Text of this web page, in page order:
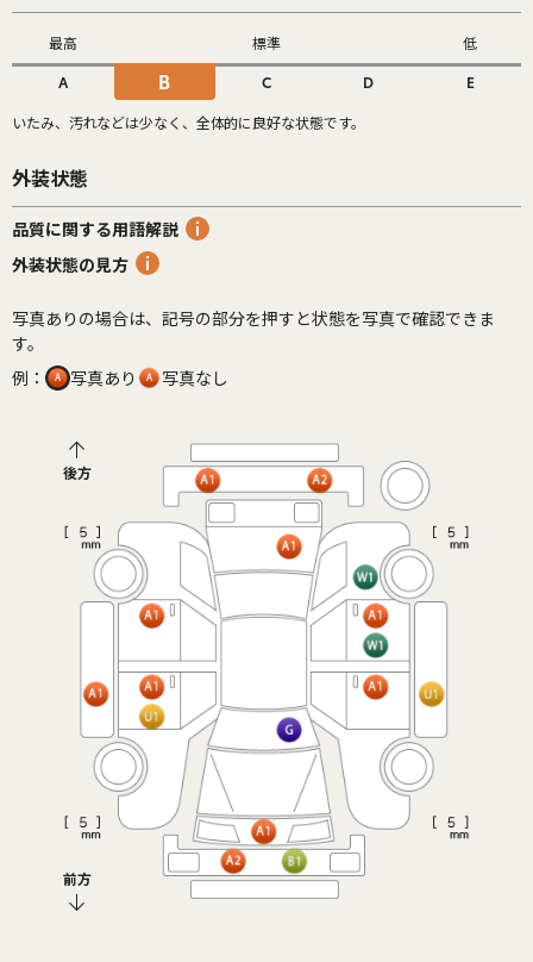
最高 標準 低
A B C D E
いたみ、汚れなどは少なく、全体的に良好な状態です。
外装状態
品質に関する用語解説
外装状態の見方
写真ありの場合は、記号の部分を押すと状態を写真で確認できま
す。
例：
写真あり 写真なし
前方
後方